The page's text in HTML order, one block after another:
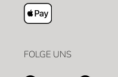
FOLGE UNS